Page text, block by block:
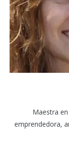
Maestra
emprendedora,